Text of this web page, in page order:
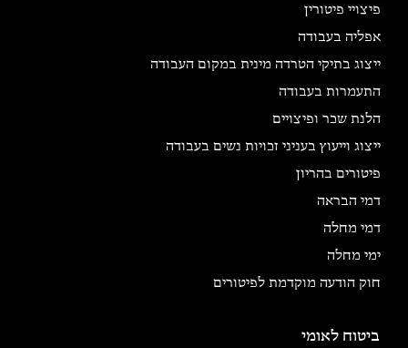
פיצויי פיטורין
אפליה בעבודה
ייצוג בתיקי הטרדה מינית במקום העבודה
התעמרות בעבודה
הלנת שכר ופיצויים
ייצוג וייעוץ בעניני זכויות נשים בעבודה
פיטורים בהריון
דמי הבראה
דמי מחלה
ימי מחלה
חוק הודעה מוקדמת לפיטורים
ביטוח לאומי